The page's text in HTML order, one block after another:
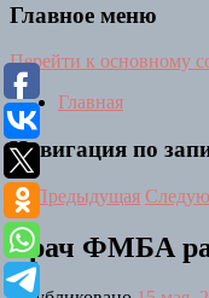
Главное меню
Перейти к основному
Главная
Навигация по
←Предыдущая
Врач ФМБА